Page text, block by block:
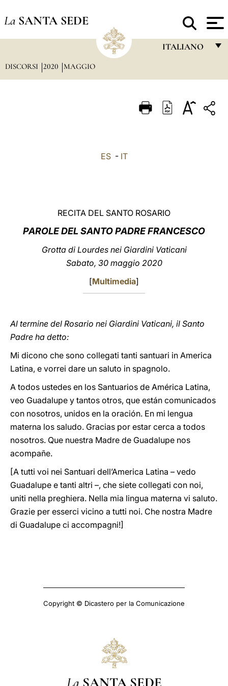
La SANTA SEDE
ITALIANO
ITALIANO
中文
LATINE
DISCORSI 2020 MAGGIO
ES- IT
RECITA DEL SANTO ROSARIO
PAROLE DEL SANTO PADRE FRANCESCO
Grotta di Lourdes nei Giardini Vaticani
Sabato, 30 maggio 2020
[Multimedia]
Al termine del Rosario nei Giardini Vaticani, il Santo
Padre ha detto:
Mi dicono che sono collegati tanti santuari in America
Latina, e vorrei dare un saluto in spagnolo.
A todos ustedes en los Santuarios de América Latina,
veo Guadalupe y tantos otros, que están comunicados
con nosotros, unidos en la oración. En mi lengua
materna los saludo. Gracias por estar cerca a todos
nosotros. Que nuestra Madre de Guadalupe nos
acompañe.
[A tutti voi nei Santuari dell’America Latina – vedo
Guadalupe e tanti altri –, che siete collegati con noi,
uniti nella preghiera. Nella mia lingua materna vi saluto.
Grazie per esserci vicino a tutti noi. Che nostra Madre
di Guadalupe ci accompagni!]
Copyright © Dicastero per la Comunicazione
La SANTA SEDE